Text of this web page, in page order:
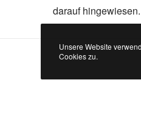
darauf
Unsere Website
Cookies zu.